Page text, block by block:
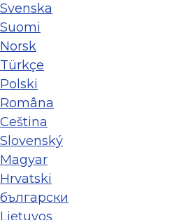
Svenska
Suomi
Norsk
Türkçe
Polski
Româna
Ceština
Slovenský
Magyar
Hrvatski
български
Lietuvos